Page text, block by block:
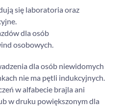
się laboratoria oraz
dla osób
osobowych.
dla osób niewidomych
nie ma pętli indukcyjnych.
w alfabecie brajla ani
w druku powiększonym dla